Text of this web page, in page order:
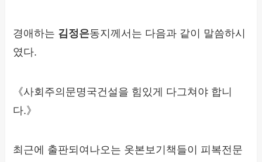
경애하는 김정은동지께서는 다음과 같이 말씀하시
였다.
《사회주의문명국건설을 힘있게 다그쳐야 합니
다.》
최근에 출판되여나오는 옷본보기책들이 피복전문